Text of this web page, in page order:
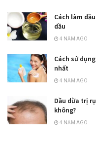
Cách làm
dầu
4 NĂM AGO
Cách sử
nhất
4 NĂM AGO
Dầu dừa trị
không?
4 NĂM AGO